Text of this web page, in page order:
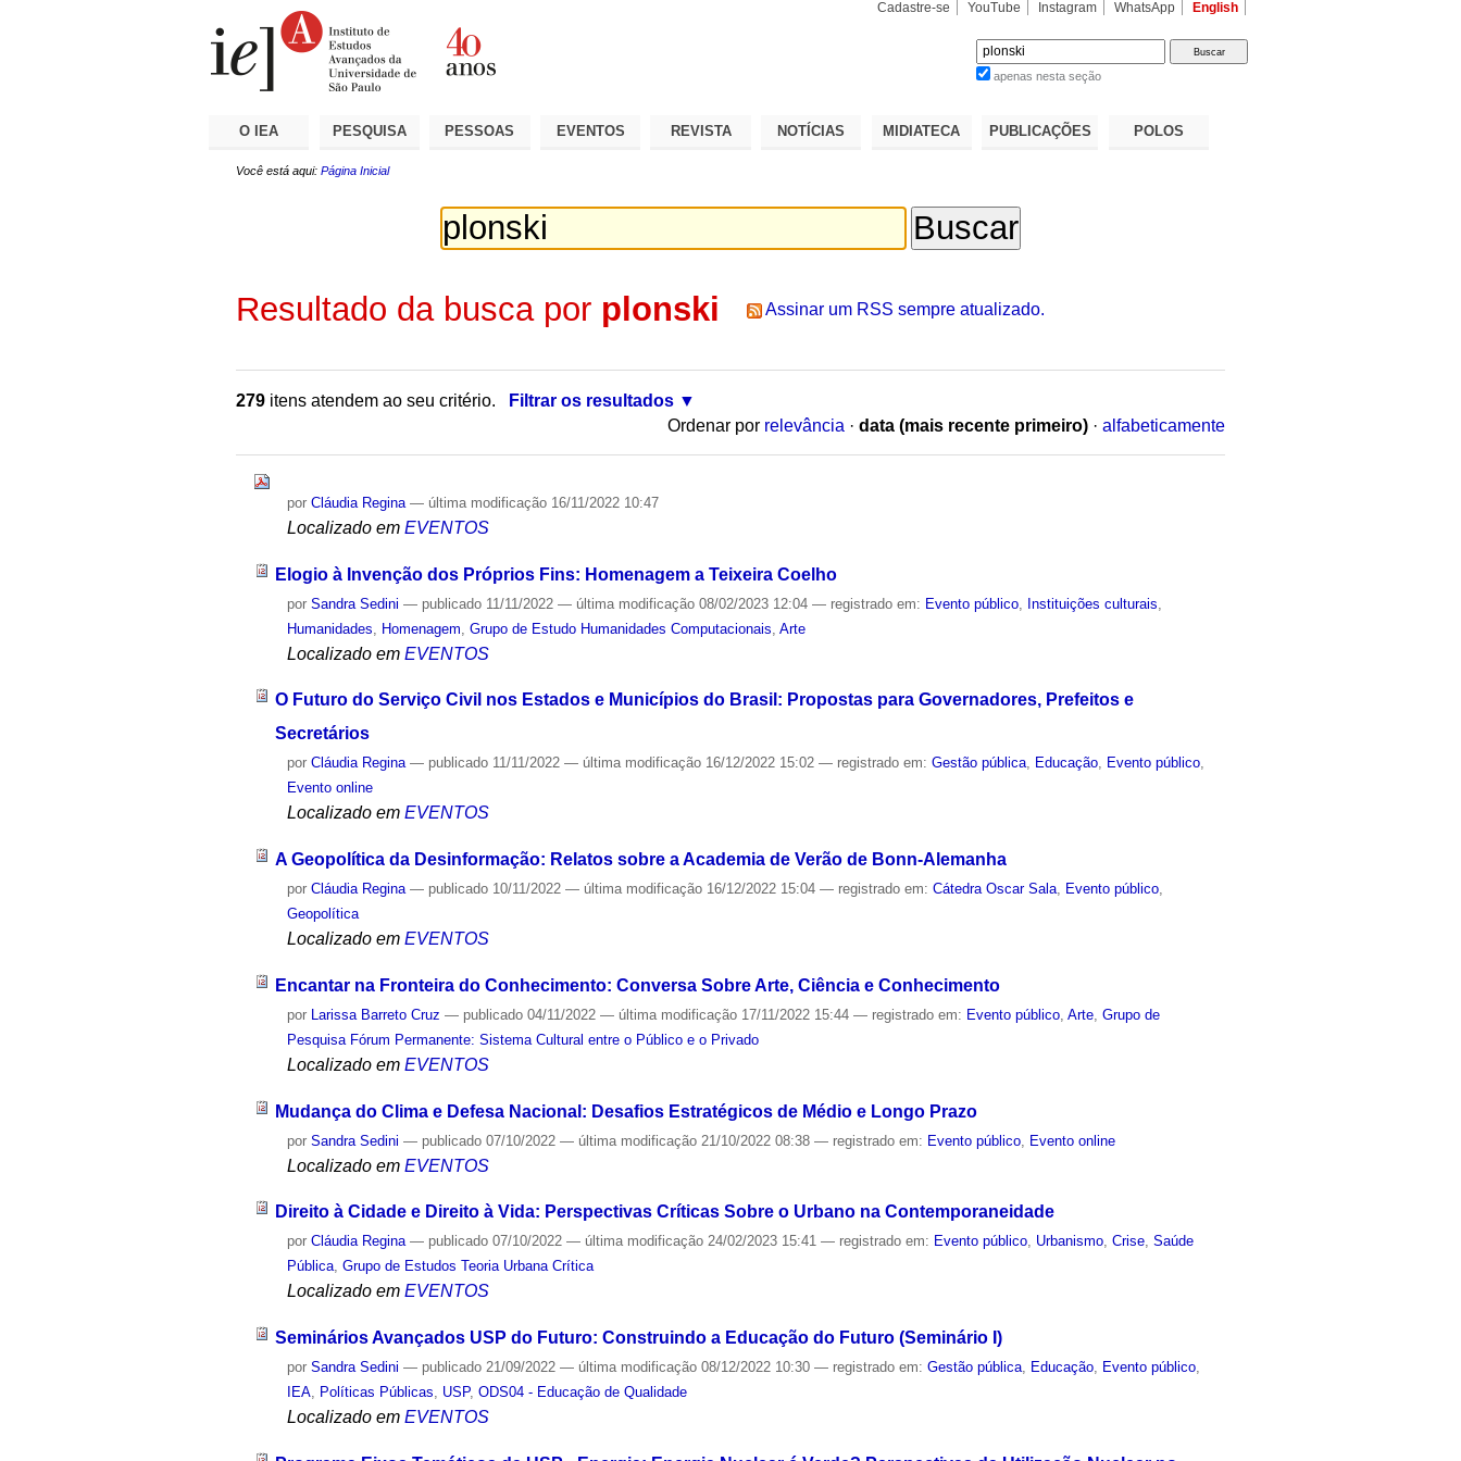
Cadastre-se YouTube Instagram WhatsApp English
apenas nesta seção
O IEA PESQUISA PESSOAS EVENTOS REVISTA NOTÍCIAS MIDIATECA PUBLICAÇÕES POLOS
Você está aqui: Página Inicial
Resultado da busca por plonski Assinar um RSS sempre atualizado.
279 itens atendem ao seu critério.
Filtrar os resultados
Ordenar por relevância · data (mais recente primeiro) · alfabeticamente
porCláudia Regina — última modificação 16/11/2022 10:47
Localizado em EVENTOS
Elogio à Invenção dos Próprios Fins: Homenagem a Teixeira Coelho
porSandra Sedini — publicado 11/11/2022— última modificação 08/02/2023 12:04— registrado em: Evento público Instituições culturais
Humanidades
Homenagem ,Grupo de Estudo Humanidades Computacionais ,Arte
Localizado em EVENTOS
O Futuro do Serviço Civil nos Estados e Municípios do Brasil: Propostas para Governadores, Prefeitos e
Secretários
porCláudia Regina — publicado 11/11/2022— última modificação 16/12/2022 15:02— registrado em:Gestão pública, Educação, Evento público,
Evento online
Localizado em EVENTOS
A Geopolítica da Desinformação: Relatos sobre a Academia de Verão de Bonn-Alemanha
porCláudia Regina — publicado 10/11/2022— última modificação 16/12/2022 15:04— registrado em:Cátedra Oscar Sala, Evento público,
Geopolítica
Localizado em EVENTOS
Encantar na Fronteira do Conhecimento: Conversa Sobre Arte, Ciência e Conhecimento
por Larissa Barreto Cruz — publicado 04/11/2022— última modificação 17/11/2022 15:44— registrado em: Evento público ,Arte ,Grupo de
Pesquisa Fórum Permanente: Sistema Cultural entre o Público e o Privado
Localizado em EVENTOS
Mudança do Clima e Defesa Nacional: Desafios Estratégicos de Médio e Longo Prazo
porSandra Sedini — publicado 07/10/2022— última modificação 21/10/2022 08:38— registrado em: Evento público Evento online
Localizado em EVENTOS
Direito à Cidade e Direito à Vida: Perspectivas Críticas Sobre o Urbano na Contemporaneidade
porCláudia Regina — publicado 07/10/2022— última modificação 24/02/2023 15:41— registrado em: Evento público, Urbanismo,Crise,Saúde
Pública,Grupo de Estudos Teoria Urbana Crítica
Localizado em EVENTOS
Seminários Avançados USP do Futuro: Construindo a Educação do Futuro (Seminário I)
porSandra Sedini — publicado 21/09/2022— última modificação 08/12/2022 10:30— registrado em:Gestão pública Educação Evento público
IEA
Políticas Públicas USP,ODS04 - Educação de Qualidade
Localizado em EVENTOS